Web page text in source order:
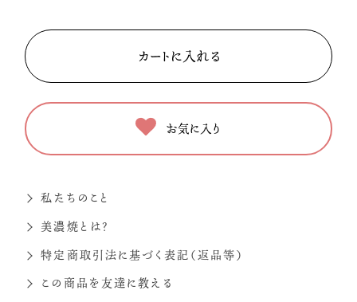
お気に入り
私たちのこと
美濃焼とは？
特定商取引法に基づく表記（返品等）
この商品を友達に教える